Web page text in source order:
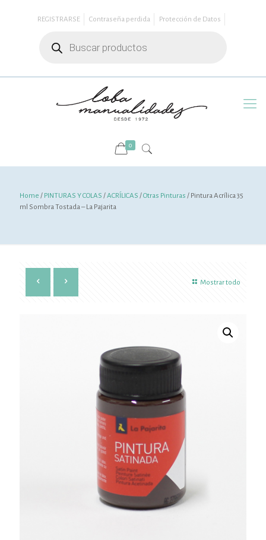
REGISTRARSE Contraseña perdida
Protección de Datos
productos
0
Home / PINTURAS Y COLAS /ACRÍLICAS /Otras Pinturas / Pintura Acrílica 35
ml Sombra Tostada – La Pajarita
Mostrar todo